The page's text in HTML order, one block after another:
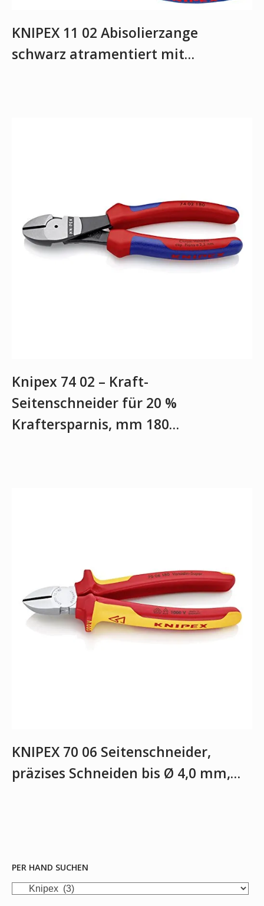
KNIPEX 11 02 Abisolierzange
schwarz atramentiert mit…
Knipex 74 02 – Kraft-
Seitenschneider für 20 %
Kraftersparnis, mm 180…
KNIPEX 70 06 Seitenschneider,
präzises Schneiden bis Ø 4,0 mm,…
PER HAND SUCHEN